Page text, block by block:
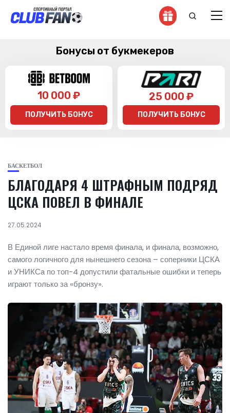
Бонусы от букмекеров
10 000 ₽
ПОЛУЧИТЬ БОНУС
25 000 ₽
ПОЛУЧИТЬ БОНУС
БАСКЕТБОЛ
БЛАГОДАРЯ 4 ШТРАФНЫМ ПОДРЯД
ЦСКА ПОВЕЛ В ФИНАЛЕ
27.05.2024
В Единой лиге настало время финала, и финала, возможно,
самого логичного для нынешнего сезона – соперники ЦСКА
и УНИКСа по топ-4 допустили фатальные ошибки и теперь
играют только за «бронзу».